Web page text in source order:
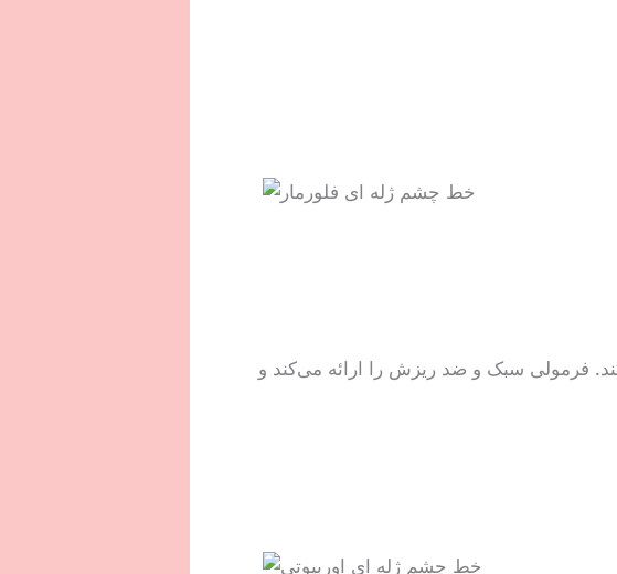
فرمولی سبک و ضد ریزش را ارائه می‌کند و